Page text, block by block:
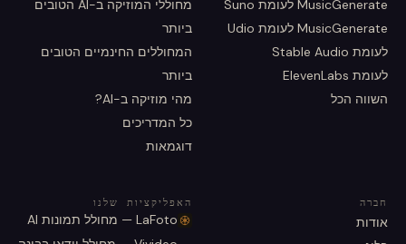
MusicGenerate לעומת Suno
MusicGenerate לעומת Udio
לעומת Stable Audio
לעומת ElevenLabs
השווה הכל
מחוללי המוזיקה ב-AI הטובים
ביותר
המחוללים החינמיים הטובים
ביותר
מהי מוזיקה ב-AI?
כל המדריכים
דוגמאות
חברה
אודות
האפליקציות שלנו
LaFoto — מחולל תמונות AI